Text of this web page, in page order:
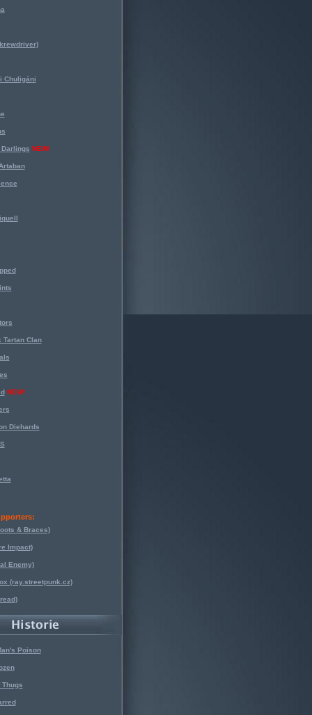
Chuligáni
NEW!
Tartan Clan
NEW!
Diehards
& Braces)
Impact)
Enemy)
(ray.streetpunk.cz)
Poison
Thugs